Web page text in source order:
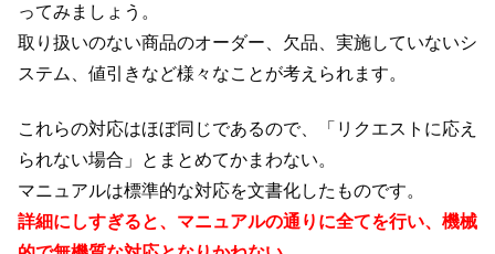
ってみましょう。
取り扱いのない商品のオーダー、欠品、実施していないシ
ステム、値引きなど様々なことが考えられます。
これらの対応はほぼ同じであるので、「リクエストに応え
られない場合」とまとめてかまわない。
マニュアルは標準的な対応を文書化したものです。
詳細にしすぎると、マニュアルの通りに全てを行い、機械